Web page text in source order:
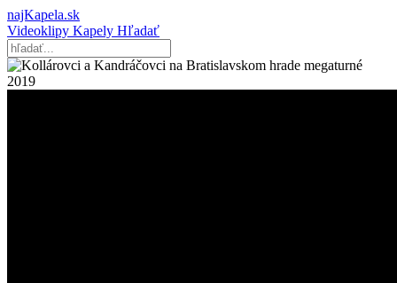
najKapela.sk
Videoklipy Kapely Hľadať